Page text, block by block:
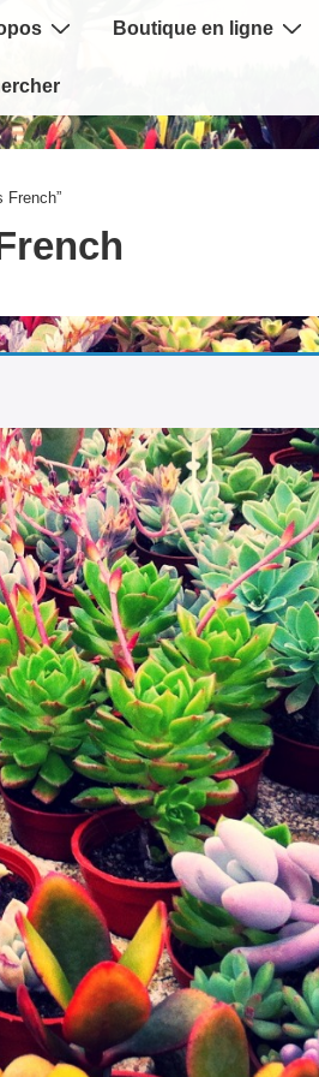
Boutique en ligne
French”